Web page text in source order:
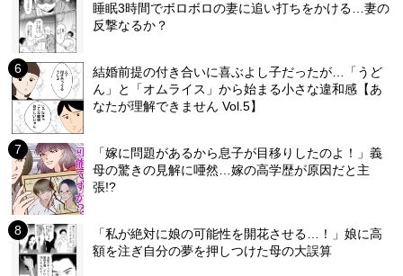
睡眠3時間でボロボロの妻に追い打ちをかける…妻の
反撃なるか？
結婚前提の付き合いに喜ぶよし子だったが…「うど
ん」と「オムライス」から始まる小さな違和感【あ
なたが理解できません Vol.5】
「嫁に問題があるから息子が目移りしたのよ！」義
母の驚きの見解に唖然…嫁の高学歴が原因だと主
張!?
「私が絶対に娘の可能性を開花させる…！」娘に高
額を注ぎ自分の夢を押しつけた母の大誤算